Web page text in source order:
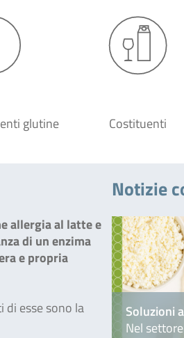
glutine Costituenti
allergia al latte e
di un enzima
e propria
di esse sono la
Notizie
Soluzioni
Nel